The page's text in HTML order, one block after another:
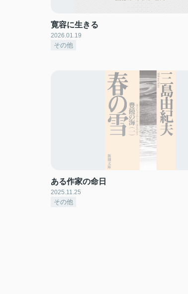
寛容に生きる
2026.01.19
その他
ある作家の命日
2025.11.25
その他